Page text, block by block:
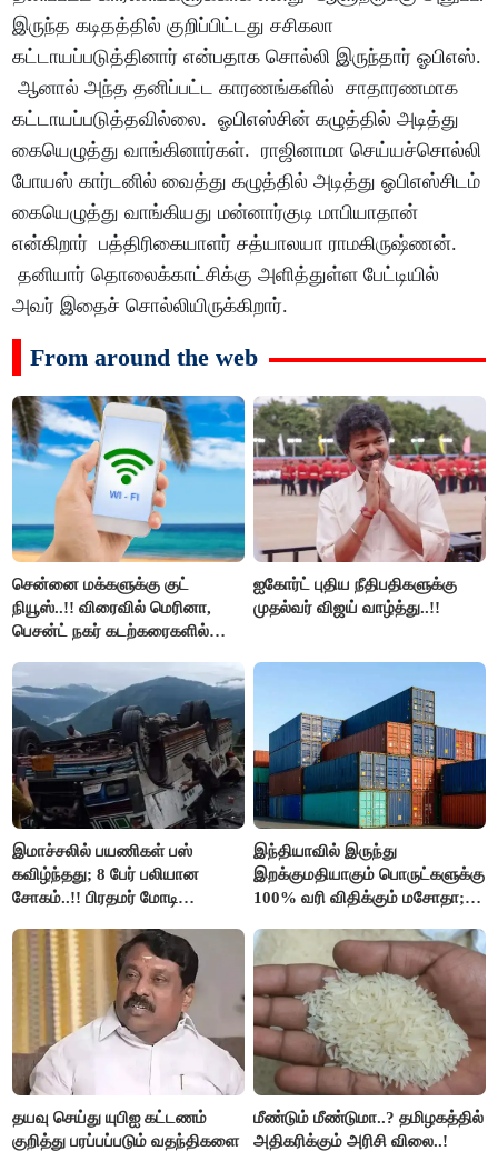
இருந்த கடிதத்தில் குறிப்பிட்டது சசிகலா
கட்டாயப்படுத்தினார் என்பதாக சொல்லி இருந்தார் ஓபிஎஸ்.
ஆனால் அந்த தனிப்பட்ட காரணங்களில் சாதாரணமாக
கட்டாயப்படுத்தவில்லை. ஓபிஎஸ்சின் கழுத்தில் அடித்து
கையெழுத்து வாங்கினார்கள். ராஜினாமா செய்யச்சொல்லி
போயஸ் கார்டனில் வைத்து கழுத்தில் அடித்து ஓபிஎஸ்சிடம்
கையெழுத்து வாங்கியது மன்னார்குடி மாபியாதான்
என்கிறார் பத்திரிகையாளர் சத்யாலயா ராமகிருஷ்ணன்.
தனியார் தொலைக்காட்சிக்கு அளித்துள்ள பேட்டியில்
அவர் இதைச் சொல்லியிருக்கிறார்.
From around the web
சென்னை மக்களுக்கு குட்
நியூஸ்..!! விரைவில் மெரினா,
பெசன்ட் நகர் கடற்கரைகளில்
ஐகோர்ட் புதிய நீதிபதிகளுக்கு
முதல்வர் விஜய் வாழ்த்து..!!
இமாச்சலில் பயணிகள் பஸ்
கவிழ்ந்தது; 8 பேர் பலியான
சோகம்..!! பிரதமர் மோடி
இந்தியாவில் இருந்து
இறக்குமதியாகும் பொருட்களுக்கு
100% வரி விதிக்கும் மசோதா;
தயவு செய்து யுபிஐ கட்டணம்
குறித்து பரப்பப்படும் வதந்திகளை
மீண்டும் மீண்டுமா..? தமிழகத்தில்
அதிகரிக்கும் அரிசி விலை..!